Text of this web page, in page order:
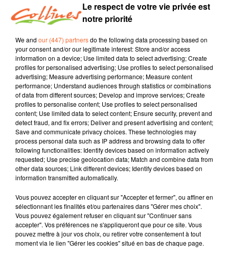
coaching vacances
24 juin 2025 - 9 min 36 sec
ON RENTRE À LA MAISON POUR LES VACANCES
David Puaud
La voie(x) d'Alban
La dernière de la saison !!
Alban nous donne des conseils et nous amène son
d'Artic Coaching à Bressuire.
0:00 9 min 36 sec
Le respect de votre vie privée est
notre priorité
We and our (447) partnersdo the following data processing based on
your consent and/or our legitimate interest: Store and/or access
information on a device; Use limited data to select advertising; Create
profiles for personalised advertising; Use profiles to select personalised
advertising; Measure advertising performance; Measure content
performance; Understand audiences through statistics or combinations
of data from different sources; Develop and improve services; Create
profiles to personalise content; Use profiles to select personalised
content; Use limited data to select content; Ensure security, prevent and
detect fraud, and fix errors; Deliver and present advertising and content;
Save and communicate privacy choices. These technologies may
process personal data such as IP address and browsing data to offer
following functionalities: Identify devices based on information actively
requested; Use precise geolocation data; Match and combine data from
other data sources; Link different devices; Identify devices based on
information transmitted automatically.
Vous pouvez accepter en cliquant sur "Accepter et fermer", ou affiner en
sélectionnant les finalités et/ou partenaires dans "Gérer mes choix".
Vous pouvez également refuser en cliquant sur "Continuer sans
accepter". Vos préférences ne s'appliqueront que pour ce site. Vous
pouvez mettre à jour vos choix, ou retirer votre consentement à tout
moment via le lien "Gérer les cookies" situé en bas de chaque page.